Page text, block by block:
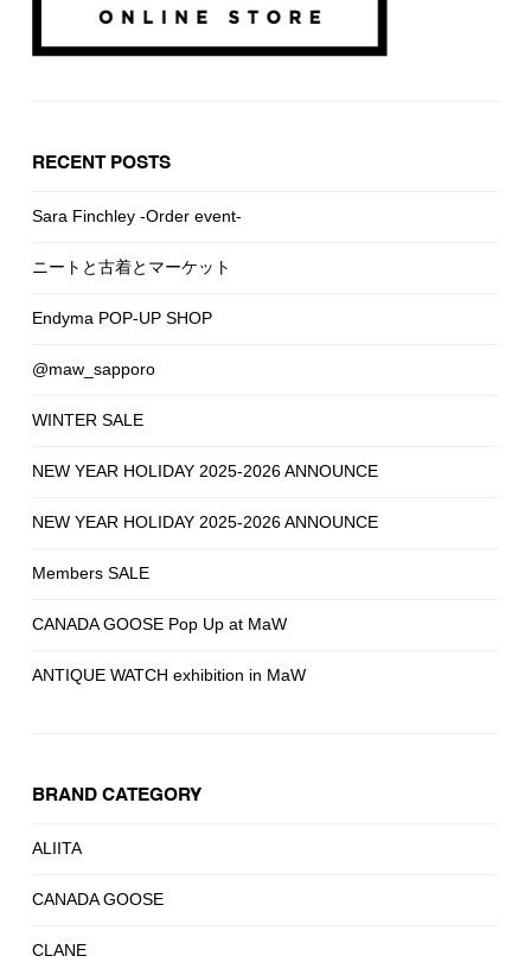
RECENT POSTS
Sara Finchley -Order event-
ニートと古着とマーケット
Endyma POP-UP SHOP
@maw_sapporo
WINTER SALE
NEW YEAR HOLIDAY 2025-2026 ANNOUNCE
NEW YEAR HOLIDAY 2025-2026 ANNOUNCE
Members SALE
CANADA GOOSE Pop Up at MaW
ANTIQUE WATCH exhibition in MaW
BRAND CATEGORY
ALIITA
CANADA GOOSE
CLANE